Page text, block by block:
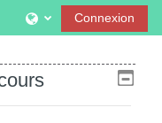
Connexion